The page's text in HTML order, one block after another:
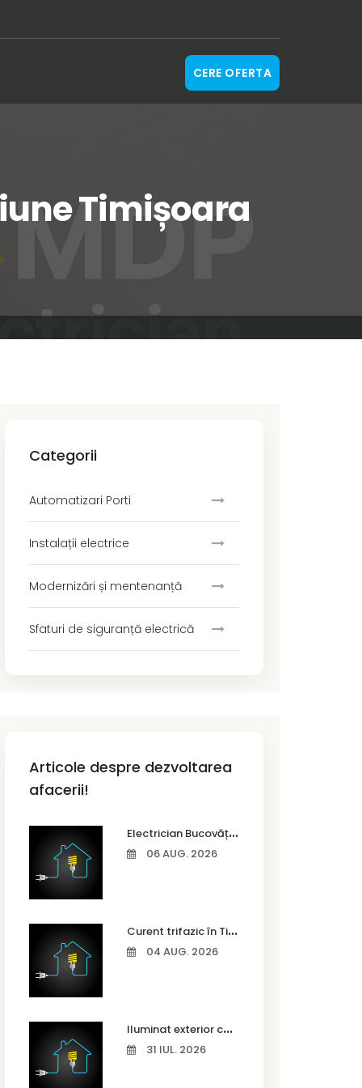
CERE OFERTA
Timișoara
Categorii
Automatizari Porti
Instalații electrice
Modernizări și mentenanță
Sfaturi de siguranță electrică
Articole despre dezvoltarea
afacerii!
E
lectrician Bucovăț – instalații electrice complete pentru case noi
06 AUG. 2026
C
urent trifazic în Timișoara – când ai nevoie și cum îl alegi
04 AUG. 2026
I
luminat exterior casă Timișoara – idei pentru siguranță și confort
31 IUL. 2026